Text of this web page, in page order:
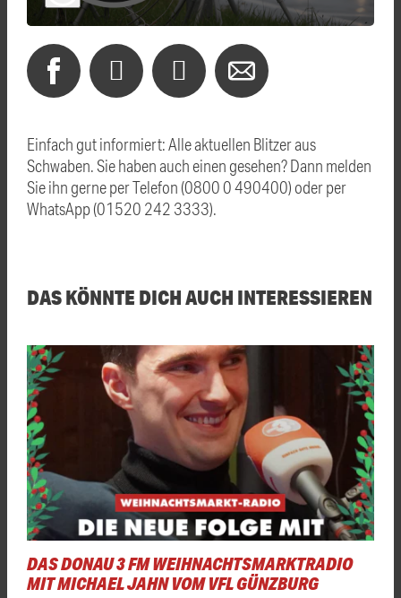
Einfach gut informiert: Alle aktuellen Blitzer aus
Schwaben. Sie haben auch einen gesehen? Dann melden
Sie ihn gerne per Telefon (0800 0 490400) oder per
WhatsApp (01520 242 3333).
DAS KÖNNTE DICH AUCH INTERESSIEREN
DAS DONAU 3 FM WEIHNACHTSMARKTRADIO
MIT MICHAEL JAHN VOM VFL GÜNZBURG